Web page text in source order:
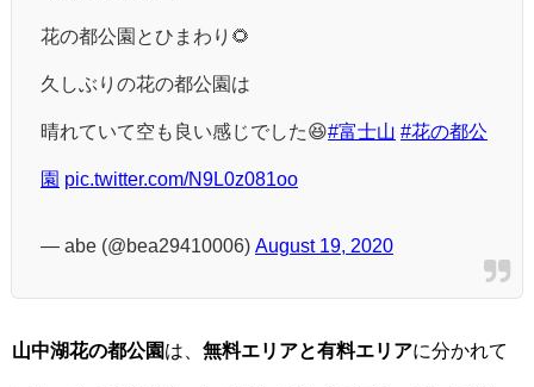
花の都公園とひまわり🌻
久しぶりの花の都公園は
晴れていて空も良い感じでした😆#富士山 #花の都公
園 pic.twitter.com/N9L0z081oo
— abe (@bea29410006) August 19, 2020
山中湖花の都公園は、 無料エリアと有料エリアに分かれて